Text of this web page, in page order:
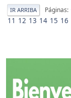
IR ARRIBA Páginas
11 12 13 14 15 16